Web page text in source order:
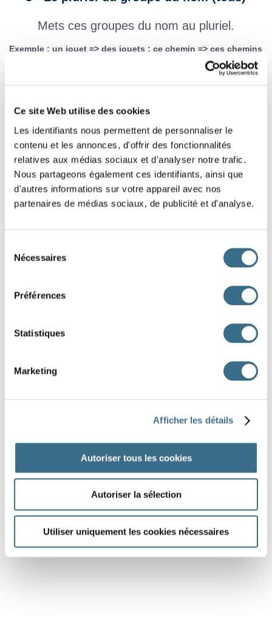
Ce site Web utilise des cookies
Les identifiants nous permettent de personnaliser le
contenu et les annonces, d'offrir des fonctionnalités
relatives aux médias sociaux et d'analyser notre trafic.
Nous partageons également ces identifiants, ainsi que
d'autres informations sur votre appareil avec nos
partenaires de médias sociaux, de publicité et d'analyse.
Nécessaires
Préférences
Statistiques
Marketing
Afficher les détails
Autoriser tous les cookies
Autoriser la sélection
Utiliser uniquement les cookies nécessaires
Mets ces groupes du nom au pluriel.
Exemple : un jouet => des jouets ; ce chemin => ces chemins
le jour ta cuillère
ton assiette le parfum
J'AI TERMINÉ